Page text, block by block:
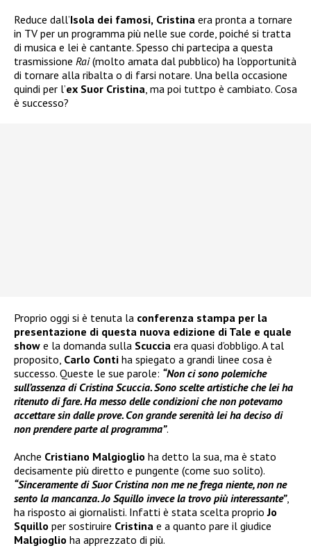
Reduce dall’Isola dei famosi, Cristina era pronta a tornare
in TV per un programma più nelle sue corde, poiché si tratta
di musica e lei è cantante. Spesso chi partecipa a questa
trasmissione Rai(molto amata dal pubblico) ha l’opportunità
di tornare alla ribalta o di farsi notare. Una bella occasione
quindi per l’ex Suor Cristina, ma poi tuttpo è cambiato. Cosa
è successo?
Proprio oggi si è tenuta la conferenza stampa per la
presentazione di questa nuova edizione di Tale e quale
show e la domanda sulla Scuccia era quasi d’obbligo. A tal
proposito, Carlo Conti ha spiegato a grandi linee cosa è
successo. Queste le sue parole: “Non ci sono polemiche
sull’assenza di Cristina Scuccia. Sono scelte artistiche che lei ha
ritenuto di fare. Ha messo delle condizioni che non potevamo
accettare sin dalle prove. Con grande serenità lei ha deciso di
non prendere parte al programma”.
Anche Cristiano Malgioglio ha detto la sua, ma è stato
decisamente più diretto e pungente (come suo solito).
“Sinceramente di Suor Cristina non me ne frega niente, non ne
sento la mancanza. Jo Squillo invece la trovo più interessante”,
ha risposto ai giornalisti. Infatti è stata scelta proprioJo
Squillo per sostiruire Cristina e a quanto pare il giudice
Malgioglio ha apprezzato di più.